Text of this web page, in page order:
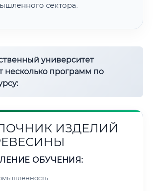
сектора.
университет
несколько программ по
ИЗДЕЛИЙ
ОБУЧЕНИЯ: